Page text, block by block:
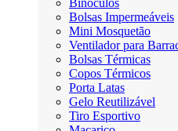
Binóculos
Bolsas Impermeáveis
Mini Mosquetão
Ventilador para
Bolsas Térmicas
Copos Térmicos
Porta Latas
Gelo Reutilizável
Tiro Esportivo